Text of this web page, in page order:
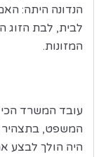
הנדונה היתה:
לבית, לבת הזוג
המזונות.
עובד המשרד
המשפט, בתצהיר
היה הולך לבצע